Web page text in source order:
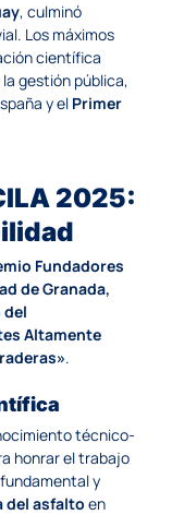
, culminó
Los máximos
científica
gestión pública,
y el Primer
2025:
Fundadores
de Granada,
del
Altamente
.
técnico-
honrar el trabajo
y
del asfalto en